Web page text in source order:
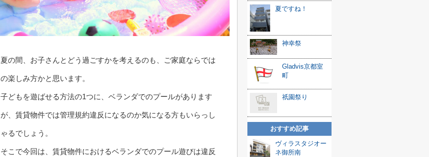
夏の間、お子さんとどう過ごすかを考えるのも、ご家庭ならでは
の楽しみ方かと思います。
子どもを遊ばせる方法の1つに、ベランダでのプールがあります
が、賃貸物件では管理規約違反になるのか気になる方もいらっし
ゃるでしょう。
そこで今回は、賃貸物件におけるベランダでのプール遊びは違反
夏ですね！
神幸祭
Gladvis京都室
町
祇園祭り
おすすめ記事
ヴィラスタジオー
ネ御所南